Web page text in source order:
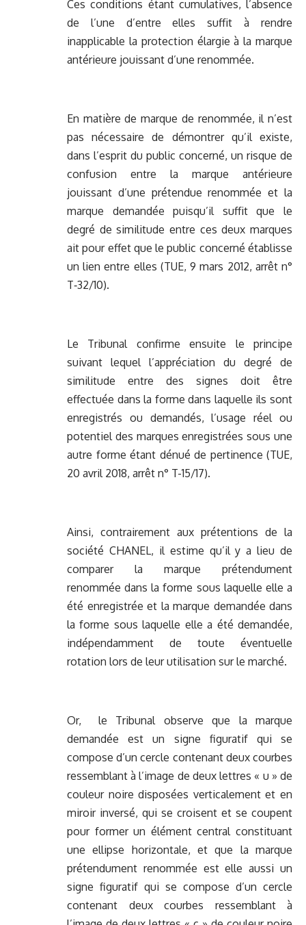
Ces conditions étant cumulatives, l’absence
de l’une d’entre elles suffit à rendre
inapplicable la protection élargie à la marque
antérieure jouissant d’une renommée.
En matière de marque de renommée, il n’est
pas nécessaire de démontrer qu’il existe,
dans l’esprit du public concerné, un risque de
confusion entre la marque antérieure
jouissant d’une prétendue renommée et la
marque demandée puisqu’il suffit que le
degré de similitude entre ces deux marques
ait pour effet que le public concerné établisse
un lien entre elles (TUE, 9 mars 2012, arrêt n°
T‑32/10).
Le Tribunal confirme ensuite le principe
suivant lequel l’appréciation du degré de
similitude entre des signes doit être
effectuée dans la forme dans laquelle ils sont
enregistrés ou demandés, l’usage réel ou
potentiel des marques enregistrées sous une
autre forme étant dénué de pertinence (TUE,
20 avril 2018, arrêt n° T-15/17).
Ainsi, contrairement aux prétentions de la
société CHANEL, il estime qu’il y a lieu de
comparer la marque prétendument
renommée dans la forme sous laquelle elle a
été enregistrée et la marque demandée dans
la forme sous laquelle elle a été demandée,
indépendamment de toute éventuelle
rotation lors de leur utilisation sur le marché.
Or, le Tribunal observe que la marque
demandée est un signe figuratif qui se
compose d’un cercle contenant deux courbes
ressemblant à l’image de deux lettres « u » de
couleur noire disposées verticalement et en
miroir inversé, qui se croisent et se coupent
pour former un élément central constituant
une ellipse horizontale, et que la marque
prétendument renommée est elle aussi un
signe figuratif qui se compose d’un cercle
contenant deux courbes ressemblant à